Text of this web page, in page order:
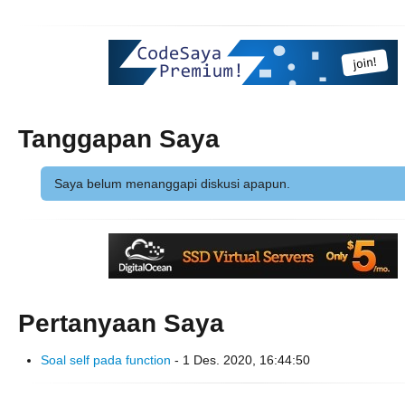
Tanggapan Saya
Saya belum menanggapi diskusi apapun.
Pertanyaan Saya
Soal self pada function - 1 Des. 2020, 16:44:50